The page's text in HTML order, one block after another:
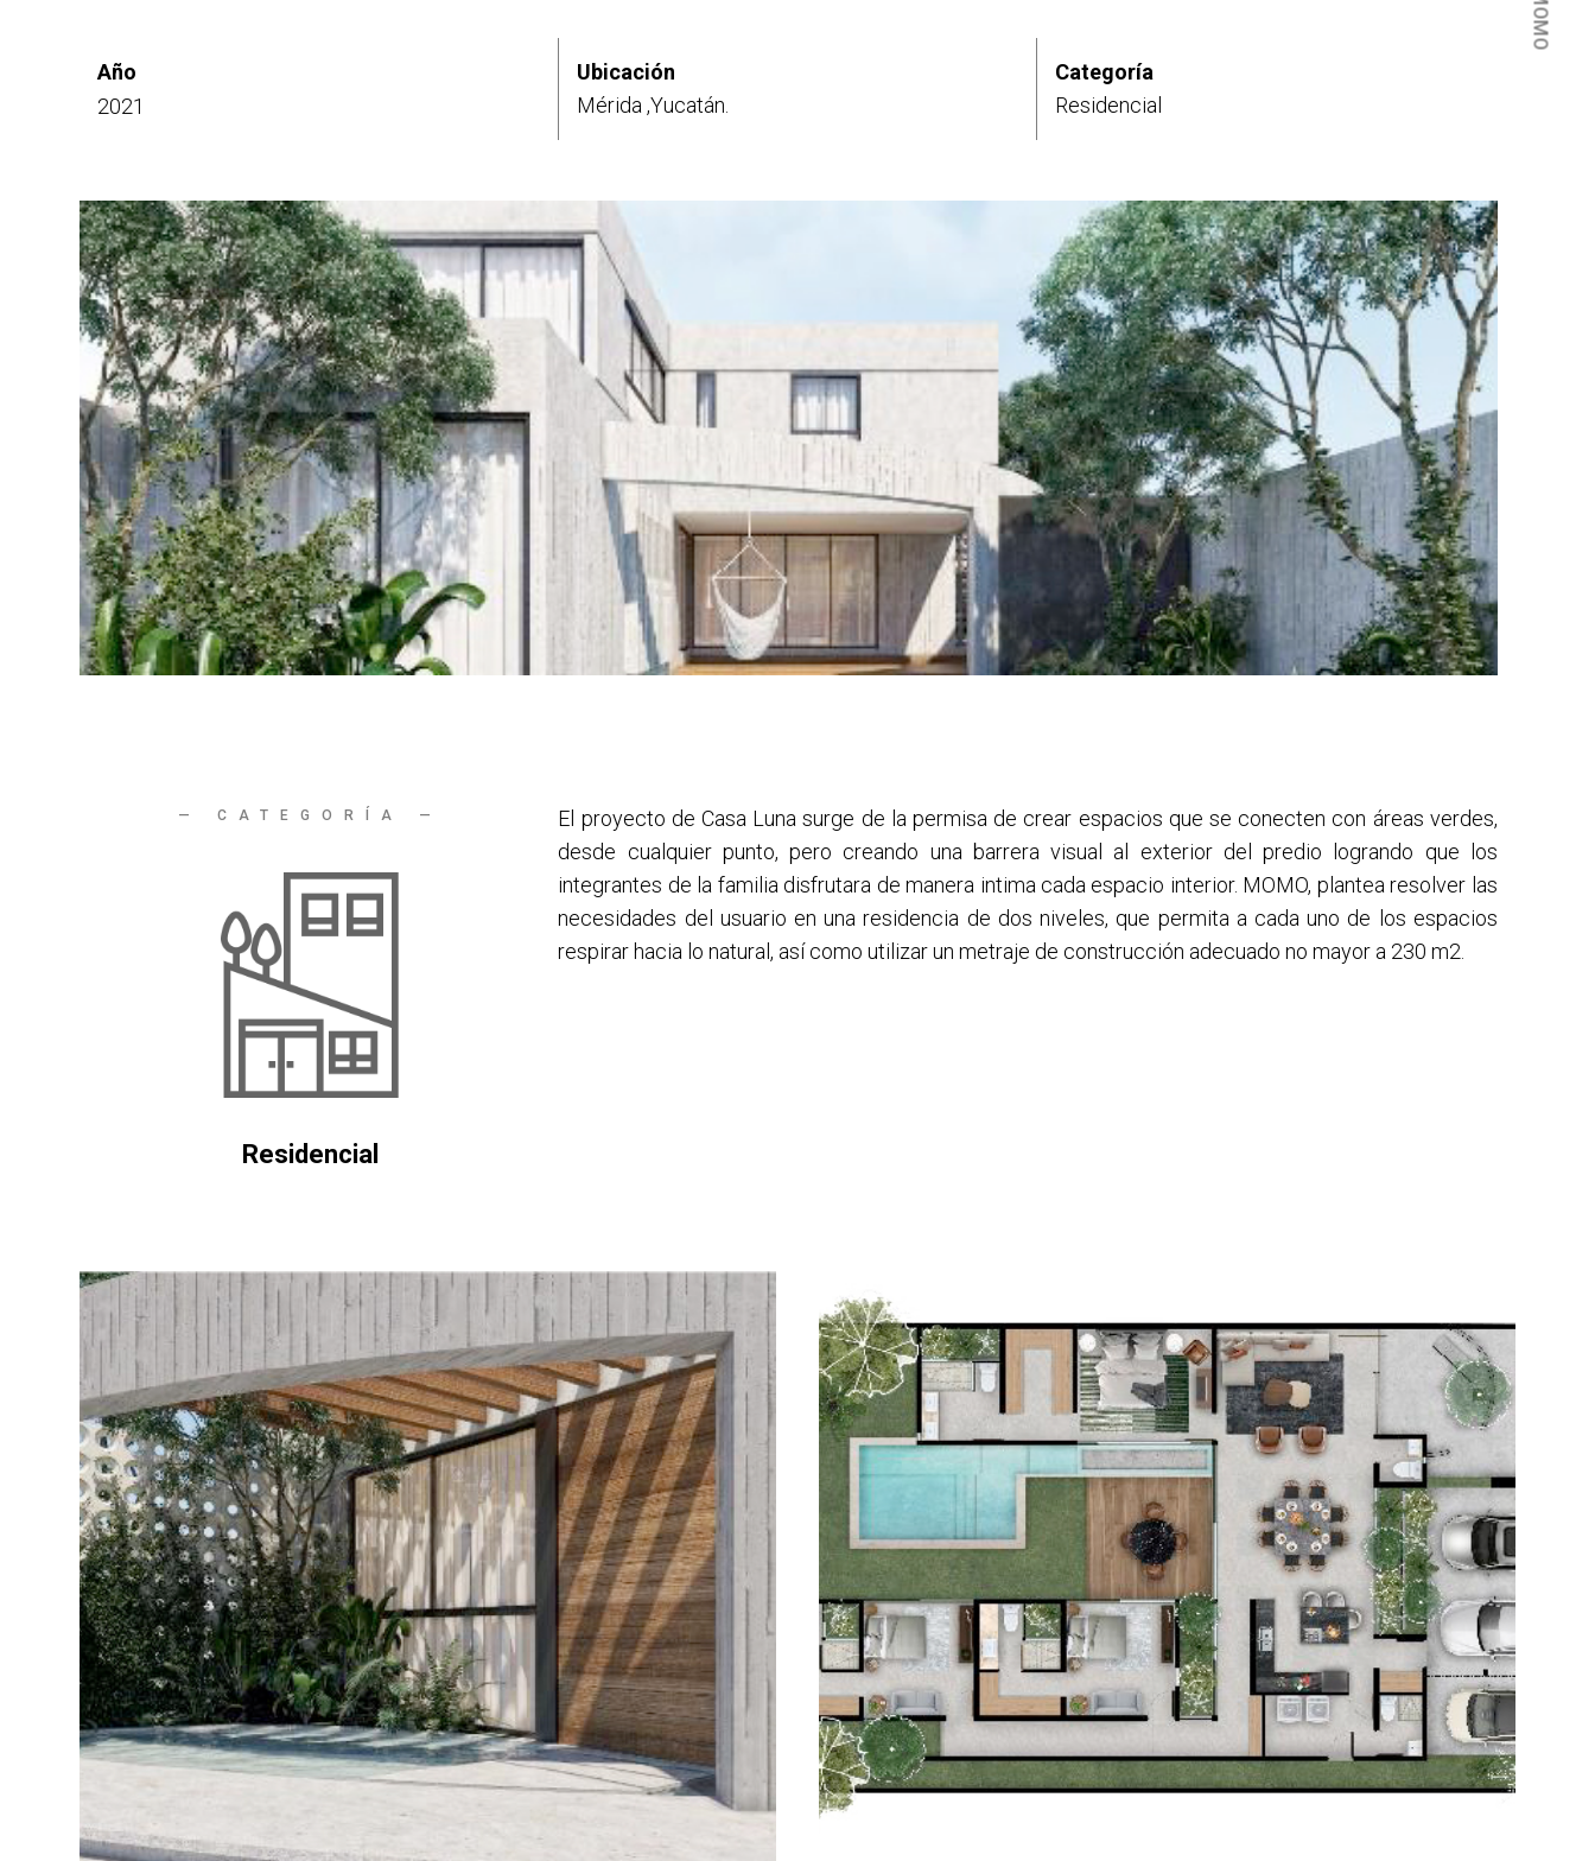
Año
2021
Ubicación
Mérida ,Yucatán.
Categoría
Residencial
— CATEGORÍA —
Residencial
El proyecto de Casa Luna surge de la permisa de crear espacios que se conecten con áreas verdes,
desde cualquier punto, pero creando una barrera visual al exterior del predio logrando que los
integrantes de la familia disfrutara de manera intima cada espacio interior. MOMO, plantea resolver las
necesidades del usuario en una residencia de dos niveles, que permita a cada uno de los espacios
respirar hacia lo natural, así como utilizar un metraje de construcción adecuado no mayor a 230 m2.